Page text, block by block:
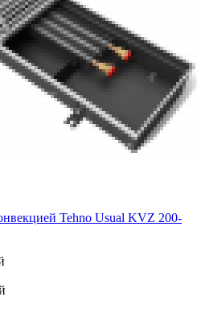
Tehno Usual KVZ 200-